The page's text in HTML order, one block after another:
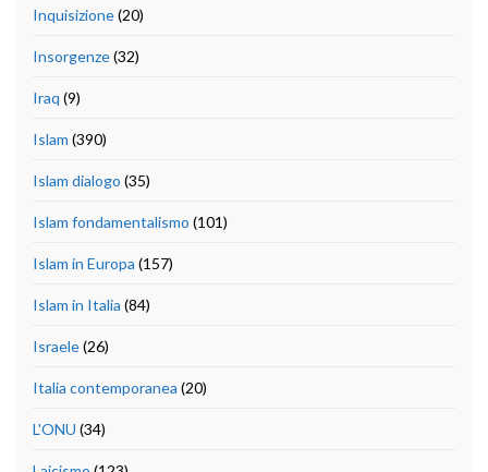
Inquisizione(20)
Insorgenze(32)
Iraq (9)
Islam (390)
Islam dialogo (35)
Islam fondamentalismo (101)
Islam in Europa (157)
Islam in Italia (84)
Israele(26)
Italia contemporanea (20)
L'ONU (34)